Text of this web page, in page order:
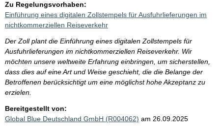
Zu Regelungsvorhaben:
Einführung eines digitalen Zollstempels für Ausfuhrlieferungen im
nichtkommerziellen Reiseverkehr
Der Zoll plant die Einführung eines digitalen Zollstempels für
Ausfuhrlieferungen im nichtkommerziellen Reiseverkehr. Wir
möchten unsere weltweite Erfahrung einbringen, um sicherstellen,
dass dies auf eine Art und Weise geschieht, die die Belange der
Betroffenen berücksichtigt um eine möglichst hohe Akzeptanz zu
erzielen.
Bereitgestellt von:
Global Blue Deutschland GmbH (R004062) am 26.09.2025